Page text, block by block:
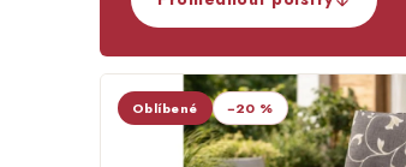
Oblíbené −20 %